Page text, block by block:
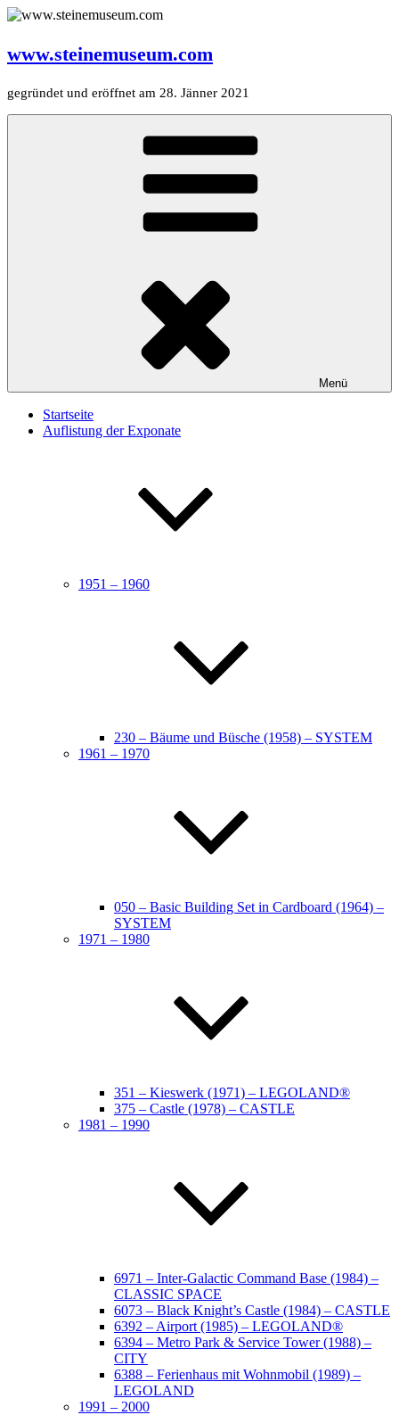
Zum
www.steinemuseum.com
gegründet und eröffnet am 28. Jänner 2021
Menü
Startseite
Auflistung der Exponate
1951 – 1960
230 – Bäume und Büsche (1958) – SYSTEM
1961 – 1970
050 – Basic Building Set in Cardboard (1964) –
SYSTEM
1971 – 1980
351 – Kieswerk (1971) – LEGOLAND®
375 – Castle (1978) – CASTLE
1981 – 1990
6971 – Inter-Galactic Command Base (1984) –
CLASSIC SPACE
6073 – Black Knight’s Castle (1984) – CASTLE
6392 – Airport (1985) – LEGOLAND®
6394 – Metro Park & Service Tower (1988) –
CITY
6388 – Ferienhaus mit Wohnmobil (1989) –
LEGOLAND
1991 – 2000